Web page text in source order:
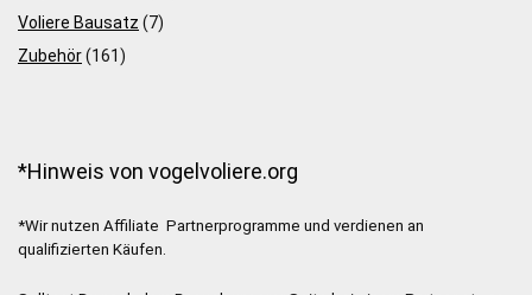
Voliere Bausatz (7)
Zubehör(161)
*Hinweis von vogelvoliere.org
*Wir nutzen Affiliate Partnerprogramme und verdienen an
qualifizierten Käufen.